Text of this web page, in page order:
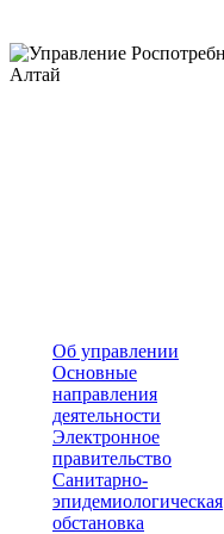
Об управлении
Основные
направления
деятельности
Электронное
правительство
Санитарно-
эпидемиологическая
обстановка